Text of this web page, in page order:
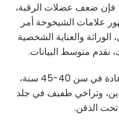
فإن ضعف عضلات الرقبة،
علامات الشيخوخة أمر
والعناية الشخصية
نقدم متوسط ​​البيانات.
في المرحلة الأولى، والتي تحدث عادة في سن 40-45 سنة،
وتراخي طفيف في جلد
تحت الذقن.